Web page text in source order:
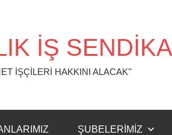
İŞ
İŞÇİLERİ HAKKINI ALACAK''
ŞUBELERİMİZ